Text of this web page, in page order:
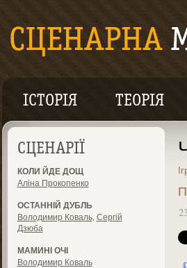
ІСТОРІЯ ТЕОРІЯ
СЦЕНАРІЇ
КОЛИ ЙДЕ ДОЩ
Аліна Прокопенко
ОСТАННІЙ ДУБЛЬ
Володимир Коваль, Сергій
Дзюба
МАМИНІ ОЧІ
Володимир Коваль